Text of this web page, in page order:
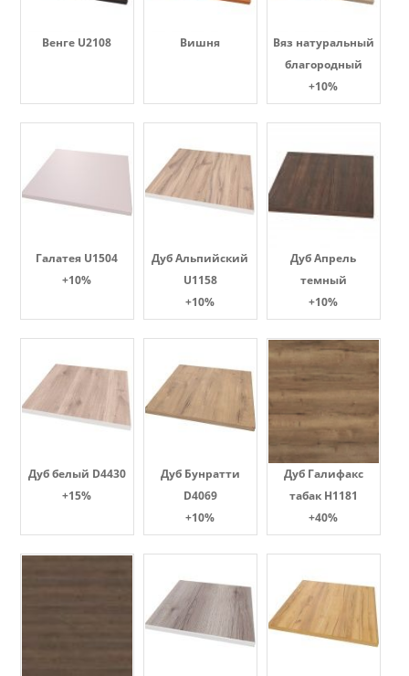
Венге U2108 Вишня
Вяз натуральный
благородный
+10%
Галатея U1504
+10%
Дуб Альпийский
U1158
+10%
Дуб Апрель
темный
+10%
Дуб белый D4430
+15%
Дуб Бунратти
D4069
+10%
Дуб Галифакс
табак Н1181
+40%